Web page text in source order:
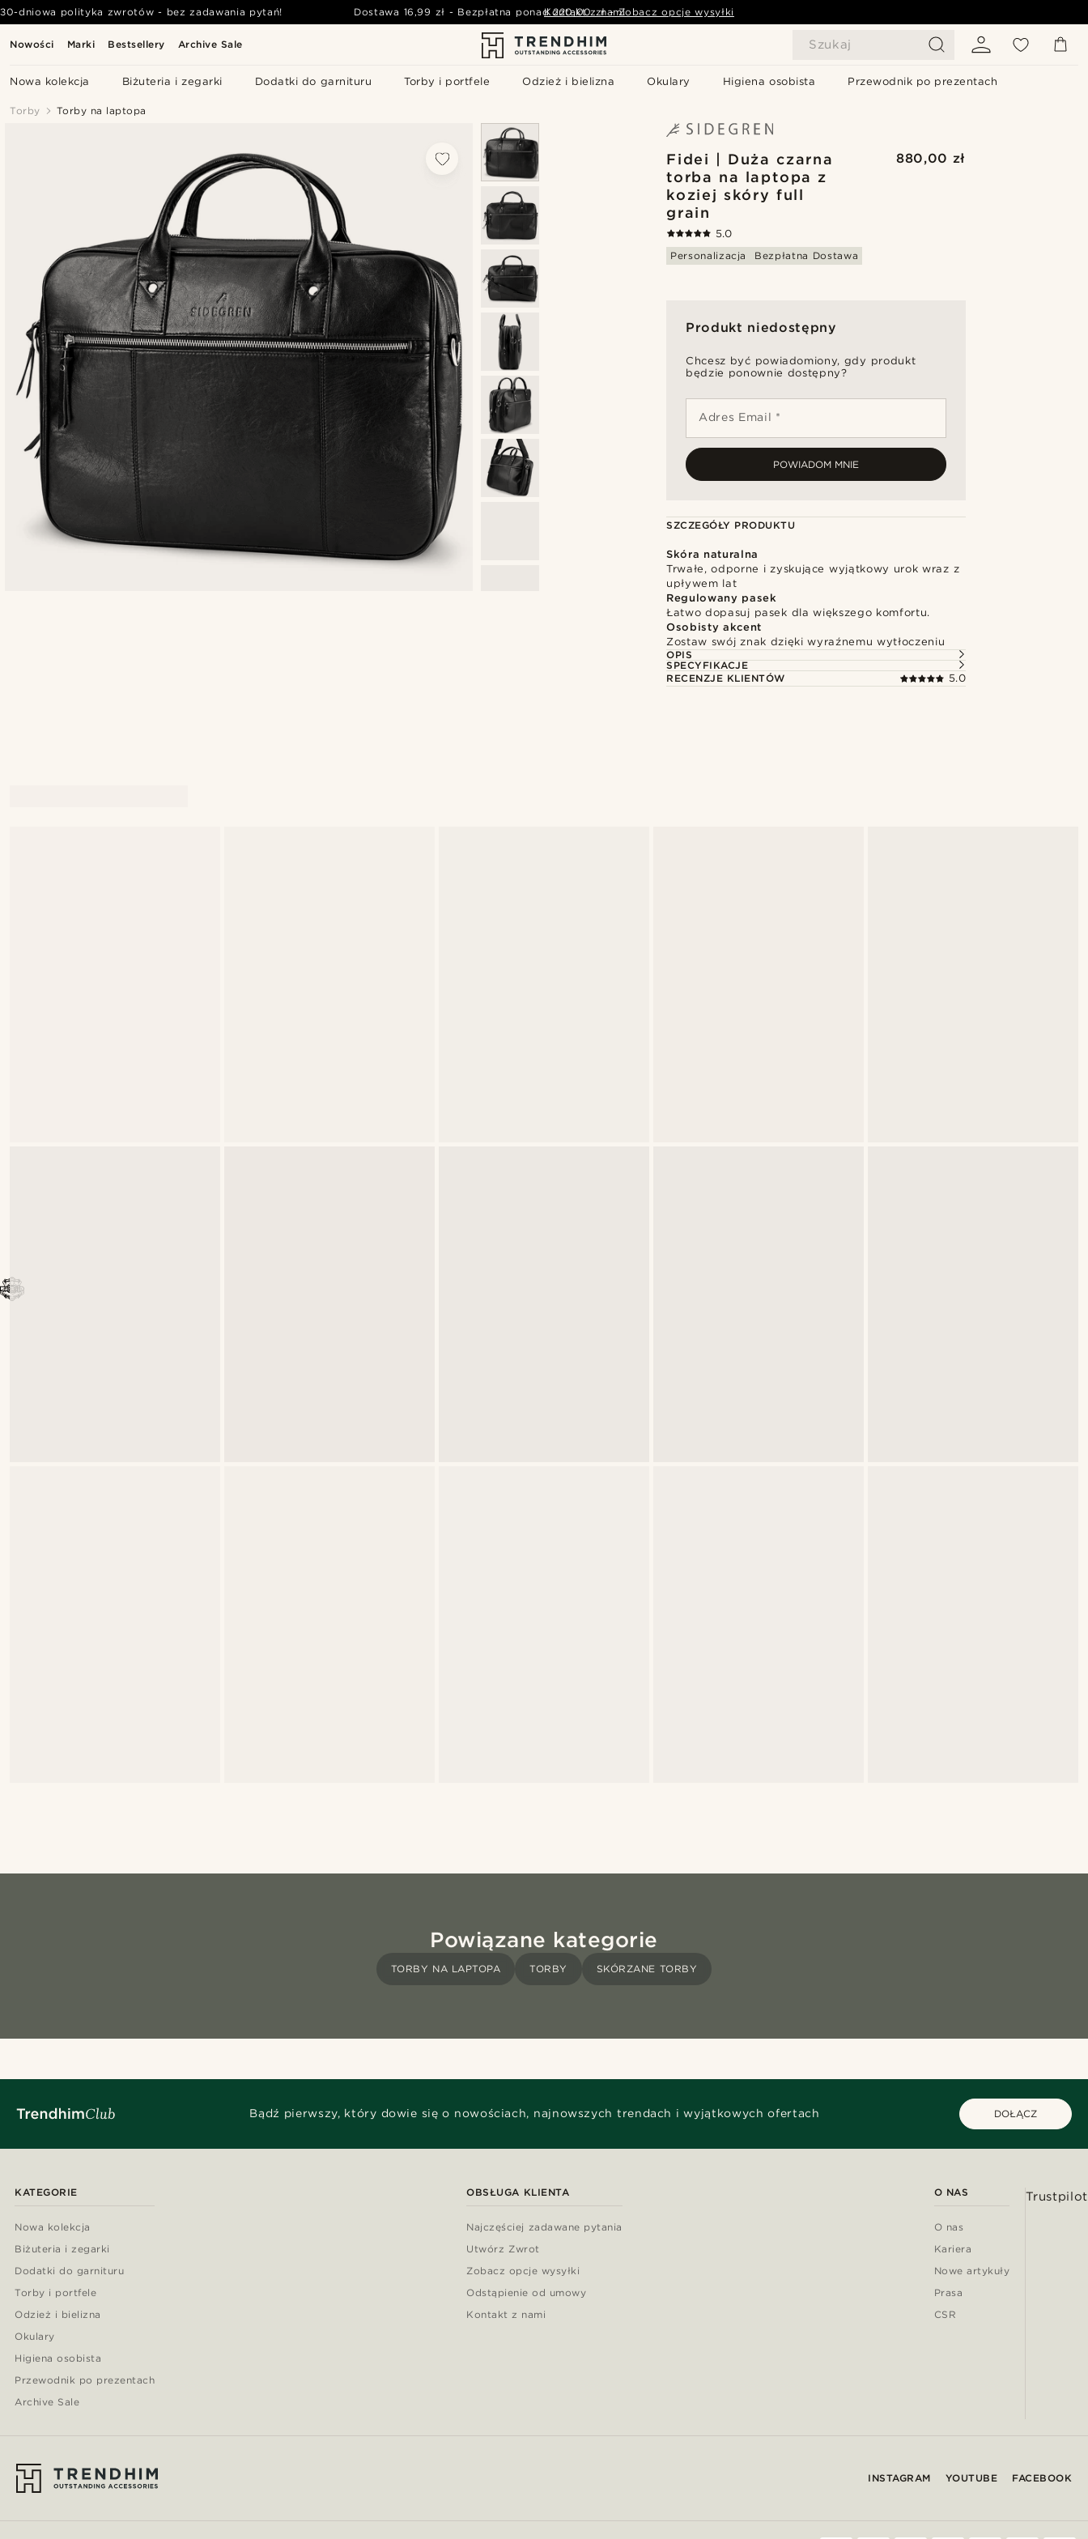
Nowości Marki Bestsellery Archive Sale Szukaj
Nowa kolekcja Biżuteria i zegarki Dodatki do garnituru Torby i portfele Odzież i bielizna Okulary Higiena osobista Przewodnik po prezentach
30-dniowa polityka zwrotów - bez zadawania pytań! Dostawa 16,99 zł - Bezpłatna ponad 220,00 zł - Zobacz opcje wysyłki
Kontakt z nami
Torby Torby na laptopa
Fidei | Duża czarna
torba na laptopa z
koziej skóry full
grain
880,00 zł
5.0
Personalizacja
Bezpłatna Dostawa
Produkt niedostępny
Chcesz być powiadomiony, gdy produkt
będzie ponownie dostępny?
Adres Email *
POWIADOM MNIE
SZCZEGÓŁY PRODUKTU
Skóra naturalna
Trwałe, odporne i zyskujące wyjątkowy urok wraz z
upływem lat
Regulowany pasek
Łatwo dopasuj pasek dla większego komfortu.
Osobisty akcent
Zostaw swój znak dzięki wyraźnemu wytłoczeniu
OPIS
SPECYFIKACJE
RECENZJE KLIENTÓW
5.0
Powiązane kategorie
TORBY NA LAPTOPA TORBY SKÓRZANE TORBY
Bądź pierwszy, który dowie się o nowościach, najnowszych trendach i wyjątkowych ofertach DOŁĄCZ
KATEGORIE
Nowa kolekcja
Biżuteria i zegarki
Dodatki do garnituru
Torby i portfele
Odzież i bielizna
Okulary
Higiena osobista
Przewodnik po prezentach
Archive Sale
OBSŁUGA KLIENTA
Najczęściej zadawane pytania
Utwórz Zwrot
Zobacz opcje wysyłki
Odstąpienie od umowy
Kontakt z nami
O NAS
O nas
Kariera
Nowe artykuły
Prasa
CSR
Trustpilot
INSTAGRAM YOUTUBE FACEBOOK